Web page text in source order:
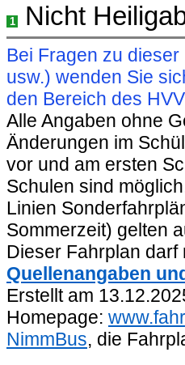
1 Nicht
Bei Fragen zu
usw.) wenden Sie
den Bereich des
Alle Angaben ohne
Änderungen im
vor und am ersten
Schulen sind
Linien
Sommerzeit) gelten
Dieser Fahrplan
Quellenangaben
Erstellt am
Homepage:
NimmBus, die